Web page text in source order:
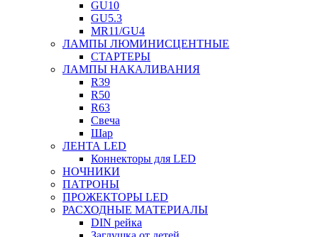
GU10
GU5.3
MR11/GU4
ЛАМПЫ ЛЮМИНИСЦЕНТНЫЕ
СТАРТЕРЫ
ЛАМПЫ НАКАЛИВАНИЯ
R39
R50
R63
Свеча
Шар
ЛЕНТА LED
Коннекторы для LED
НОЧНИКИ
ПАТРОНЫ
ПРОЖЕКТОРЫ LED
РАСХОДНЫЕ МАТЕРИАЛЫ
DIN рейка